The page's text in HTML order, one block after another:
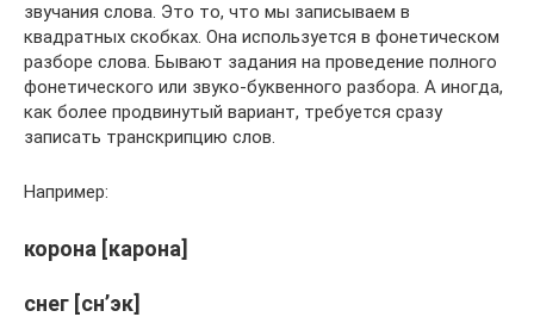
звучания слова. Это то, что мы записываем в
квадратных скобках. Она используется в фонетическом
разборе слова. Бывают задания на проведение полного
фонетического или звуко-буквенного разбора. А иногда,
как более продвинутый вариант, требуется сразу
записать транскрипцию слов.
Например:
корона [карона]
снег [сн’эк]